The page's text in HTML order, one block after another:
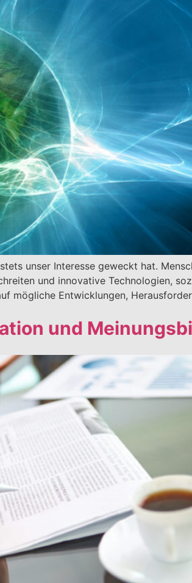
unser Interesse geweckt hat.
und innovative Technologien,
mögliche Entwicklungen,
und